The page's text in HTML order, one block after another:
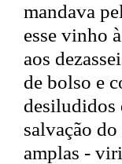
mandava
esse vinho
aos
de bolso e
desiludidos
salvação
amplas -